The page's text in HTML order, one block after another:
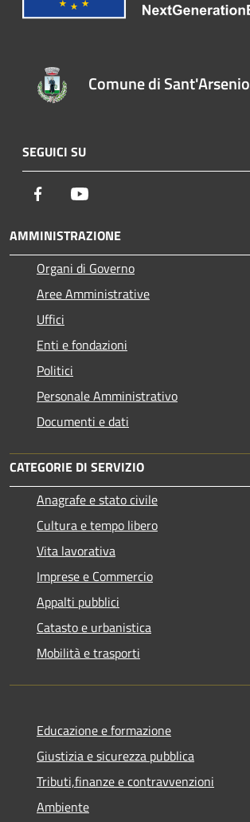
Comune di Sant'Arsenio
SEGUICI SU
Facebook
AMMINISTRAZIONE
Organi di Governo
Aree Amministrative
Uffici
Enti e fondazioni
Politici
Personale Amministrativo
Documenti e dati
CATEGORIE DI SERVIZIO
Anagrafe e stato civile
Cultura e tempo libero
Vita lavorativa
Imprese e Commercio
Appalti pubblici
Catasto e urbanistica
Mobilità e trasporti
Educazione e formazione
Giustizia e sicurezza pubblica
Tributi,finanze e contravvenzioni
Ambiente